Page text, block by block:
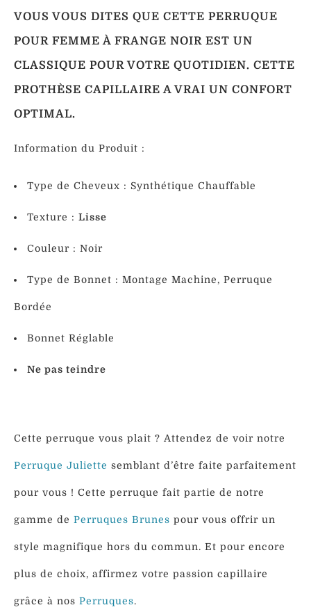
Vertes
Colorées
Cosplays
SYNTHÉTIQUES
De
Cheval
VOUS VOUS DITES QUE CETTE PERRUQUE
POUR FEMME À FRANGE NOIR EST UN
CLASSIQUE POUR VOTRE QUOTIDIEN. CETTE
PROTHÈSE CAPILLAIRE A VRAI UN CONFORT
OPTIMAL.
Information du Produit :
Type de Cheveux : Synthétique Chauffable
Texture : Lisse
Couleur : Noir
Type de Bonnet : Montage Machine, Perruque
Bordée
Bonnet Réglable
Ne pas teindre
Cette perruque vous plait ? Attendez de voir notre
Perruque Juliette semblant d’être faite parfaitement
pour vous ! Cette perruque fait partie de notre
gamme de Perruques Brunes pour vous offrir un
style magnifique hors du commun. Et pour encore
plus de choix, affirmez votre passion capillaire
grâce à nos Perruques.